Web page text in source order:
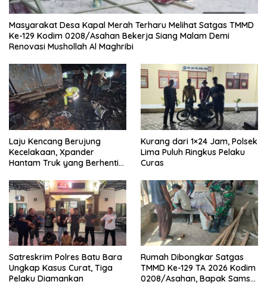
Masyarakat Desa Kapal Merah Terharu Melihat Satgas TMMD
Ke-129 Kodim 0208/Asahan Bekerja Siang Malam Demi
Renovasi Mushollah Al Maghribi
Laju Kencang Berujung
Kecelakaan, Xpander
Hantam Truk yang Berhenti
Kurang dari 1×24 Jam, Polsek
Lima Puluh Ringkus Pelaku
Curas
Satreskrim Polres Batu Bara
Ungkap Kasus Curat, Tiga
Pelaku Diamankan
Rumah Dibongkar Satgas
TMMD Ke-129 TA 2026 Kodim
0208/Asahan, Bapak Samsul